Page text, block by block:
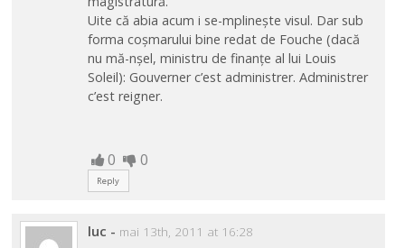
Uite că abia acum i se-mplinește visul. Dar sub
forma coșmarului bine redat de Fouche (dacă
nu mă-nșel, ministru de finanțe al lui Louis
Soleil): Gouverner c’est administrer. Administrer
c’est reigner.
0 0
Reply
luc - mai 13th, 2011 at 16:28